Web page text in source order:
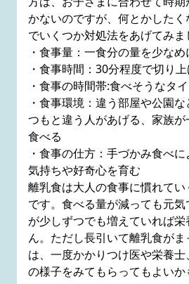
かないのですが、何とかした
でいくつか対処法をあげてみま
・食事量：一食分の量を少な
・食事時間：30分程度で切り
・食事の時間帯:食べそうなタ
・食事環境：違う部屋や公園
つもと違う人があげる、家族
食べる
・食事の仕方：手づかみ食べ
気持ちや好奇心を育む
離乳食は大人の食事に慣れてい
です。食べる量が減っても元
が少しずつでも増えていれば
ん。ただし長引いて離乳食が
は、一度かかりつけ医や栄養士
の様子をみてもらってもよいか